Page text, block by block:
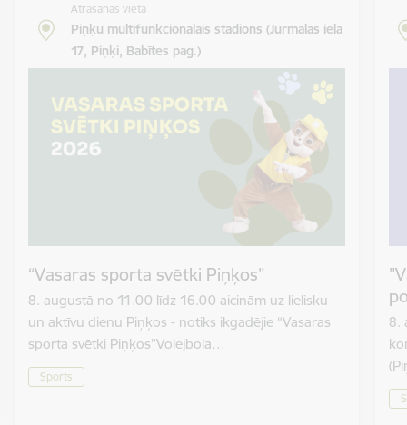
Atrašanās vieta
Piņķu multifunkcionālais stadions (Jūrmalas iela
17, Piņķi, Babītes pag.)
“Vasaras sporta svētki Piņķos”
8. augustā no 11.00 līdz 16.00 aicinām uz lielisku
un aktīvu dienu Piņķos - notiks ikgadējie “Vasaras
sporta svētki Piņķos”Volejbola…
Sports
8.